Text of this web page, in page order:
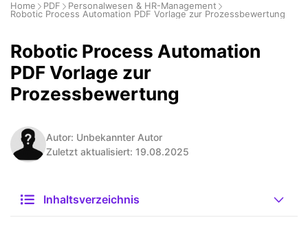
Home PDF
Personalwesen & HR-Management
Robotic Process Automation PDF Vorlage zur Prozessbewertung
Robotic Process Automation
PDF Vorlage zur
Prozessbewertung
Autor: Unbekannter Autor
Zuletzt aktualisiert: 19.08.2025
Inhaltsverzeichnis